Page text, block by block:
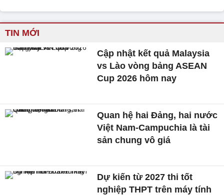
TIN MỚI
Cập nhật kết quả Malaysia
vs Lào vòng bảng ASEAN
Cup 2026 hôm nay
Quan hệ hai Đảng, hai nước
Việt Nam-Campuchia là tài
sản chung vô giá ​
Dự kiến từ 2027 thi tốt
nghiệp THPT trên máy tính